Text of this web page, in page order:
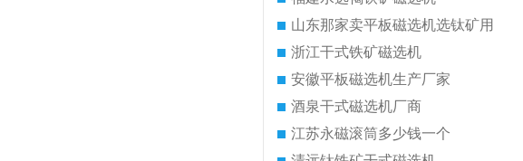
山东那家卖平板磁选机选钛矿用
浙江干式铁矿磁选机
安徽平板磁选机生产厂家
酒泉干式磁选机厂商
江苏永磁滚筒多少钱一个